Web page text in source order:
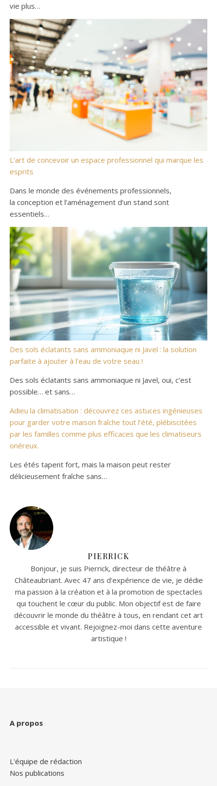
vie plus…
L’art de concevoir un espace professionnel qui marque les
esprits
Dans le monde des événements professionnels,
la conception et l’aménagement d’un stand sont
essentiels…
Des sols éclatants sans ammoniaque ni Javel : la solution
parfaite à ajouter à l’eau de votre seau !
Des sols éclatants sans ammoniaque ni Javel, oui, c’est
possible… et sans…
Adieu la climatisation : découvrez ces astuces ingénieuses
pour garder votre maison fraîche tout l’été, plébiscitées
par les familles comme plus efficaces que les climatiseurs
onéreux.
Les étés tapent fort, mais la maison peut rester
délicieusement fraîche sans…
PIERRICK
Bonjour, je suis Pierrick, directeur de théâtre à
Châteaubriant. Avec 47 ans d'expérience de vie, je dédie
ma passion à la création et à la promotion de spectacles
qui touchent le cœur du public. Mon objectif est de faire
découvrir le monde du théâtre à tous, en rendant cet art
accessible et vivant. Rejoignez-moi dans cette aventure
artistique !
A propos
L'équipe de rédaction
Nos publications